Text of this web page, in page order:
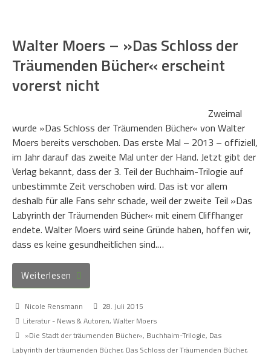
Walter Moers – »Das Schloss der
Träumenden Bücher« erscheint
vorerst nicht
Zweimal
wurde »Das Schloss der Träumenden Bücher« von Walter
Moers bereits verschoben. Das erste Mal – 2013 – offiziell,
im Jahr darauf das zweite Mal unter der Hand. Jetzt gibt der
Verlag bekannt, dass der 3. Teil der Buchhaim-Trilogie auf
unbestimmte Zeit verschoben wird. Das ist vor allem
deshalb für alle Fans sehr schade, weil der zweite Teil »Das
Labyrinth der Träumenden Bücher« mit einem Cliffhanger
endete. Walter Moers wird seine Gründe haben, hoffen wir,
dass es keine gesundheitlichen sind.…
Weiterlesen
Nicole Rensmann
28. Juli 2015
Literatur - News & Autoren, Walter Moers
»Die Stadt der träumenden Bücher«, Buchhaim-Trilogie, Das
Labyrinth der träumenden Bücher, Das Schloss der Träumenden Bücher,